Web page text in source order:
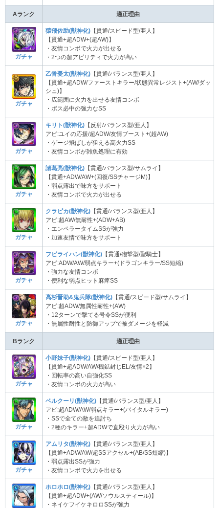
Aランク 適正理由
ガチャ
猿飛佐助(獣神化) 【貫通/スピード型/亜人】
【貫通+超ADW+(超AW)】
・友情コンボで火力が出せる
・2つの超アビリティで火力が高い
ガチャ
乙骨憂太(獣神化) 【貫通/バランス型/亜人】
【貫通+超ADW/ファーストキラー/状態異常レジスト+(AW/ダッ
シュ)】
・広範囲に火力を出せる友情コンボ
・ボス必中の強力なSS
ガチャ
キリト(獣神化) 【反射/バランス型/亜人】
アビ:ユイの応援/超ADW/友情ブースト+(超AW)
・ゲージ飛ばしが狙える高火力SS
・友情コンボが雑魚処理に有効
ガチャ
諸葛亮(獣神化) 【貫通/バランス型/サムライ】
【貫通+ADW/AW+(回復/SSチャージM)】
・弱点露出で味方をサポート
・友情コンボで火力が出せる
ガチャ
クラピカ(獣神化) 【貫通/バランス型/亜人】
アビ:超AW/無耐性+(ADW+AB)
・エンペラータイムSSが強力
・加速友情で味方をサポート
ガチャ
フビライハン(獣神化) 【貫通/砲撃型/聖騎士】
アビ:ADW/AW/弱点キラー+(ドラゴンキラー/SS短縮)
・強力な友情コンボ
・便利な弱点ヒット麻痺SS
ガチャ
高杉晋助&鬼兵隊(獣神化) 【貫通/スピード型/サムライ】
アビ:超ADW/無属性耐性+(AW)
・12ターンで撃てる号令SSが便利
・無属性耐性と防御アップで被ダメージを軽減
Bランク 適正理由
ガチャ
小野妹子(獣神化) 【貫通/スピード型/亜人】
【貫通+超ADW/AW/機鉱封じEL/友情×2】
・回転率の高い自強化SS
・友情コンボの火力が高い
ガチャ
ベルクーリ(獣神化) 【貫通/バランス型/亜人】
アビ:超ADW/AW/弱点キラー+(バイタルキラー)
・SSで全ての敵を追討ち
・2種のキラー+超ADWで直殴り火力が高い
ガチャ
アムリタ(獣神化) 【貫通/バランス型/亜人】
【貫通+ADW/AW/超SSアクセル+(AB/SS短縮)】
・弱点露出SSが強力
・友情コンボで火力を出せる
ホロホロ(獣神化) 【貫通/バランス型/亜人】
【貫通+超ADW+(AW/ソウルスティール)】
・ネイケフイケキロロSSが強力